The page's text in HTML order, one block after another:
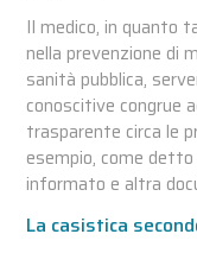
Il medico, in quanto
nella prevenzione di
sanità pubblica,
conoscitive congrue
trasparente circa le
esempio, come
informato e altra
La casistica